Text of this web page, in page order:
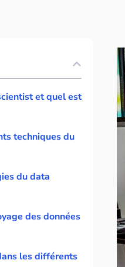
et quel est
techniques du
du data
des données
les différents